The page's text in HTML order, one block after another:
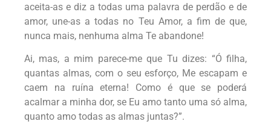
aceita-as e diz a todas uma palavra de perdão e de
amor, une-as a todas no Teu Amor, a fim de que,
nunca mais, nenhuma alma Te abandone!
Ai, mas, a mim parece-me que Tu dizes: “Ó filha,
quantas almas, com o seu esforço, Me escapam e
caem na ruína eterna! Como é que se poderá
acalmar a minha dor, se Eu amo tanto uma só alma,
quanto amo todas as almas juntas?”.